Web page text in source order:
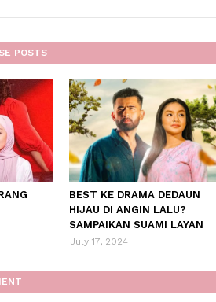
POSTS
BEST KE DRAMA DEDAUN
HIJAU DI ANGIN LALU?
SAMPAIKAN SUAMI LAYAN
July 17, 2024